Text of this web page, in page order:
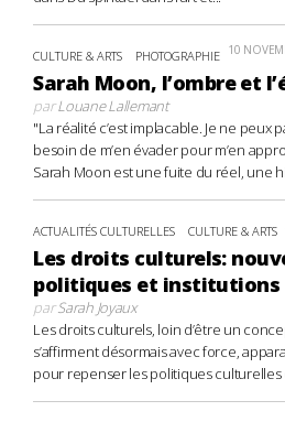
CULTURE & ARTS PHOTOGRAPHIE 10
Sarah Moon, l’ombre et
parLouane Lallemant
"La réalité c’est implacable. Je ne peux
besoin de m’en évader pour m’en
Sarah Moon est une fuite du réel, une
ACTUALITÉS CULTURELLES CULTURE & ARTS
Les droits culturels:
politiques et institutions
parSarah Joyaux
Les droits culturels, loin d’être un
s’affirment désormais avec force,
pour repenser les politiques culturelles